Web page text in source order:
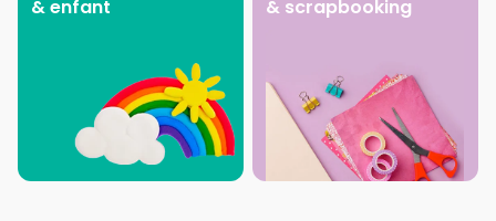
& enfant & scrapbooking